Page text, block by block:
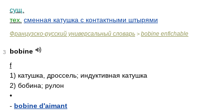
сущ.
тех. сменная катушка с контактными штырями
Французско-русский универсальный словарь > bobine enfichable
3
bobine
f
1) катушка, дроссель; индуктивная катушка
2) бобина; рулон
•
- bobine d'aimant